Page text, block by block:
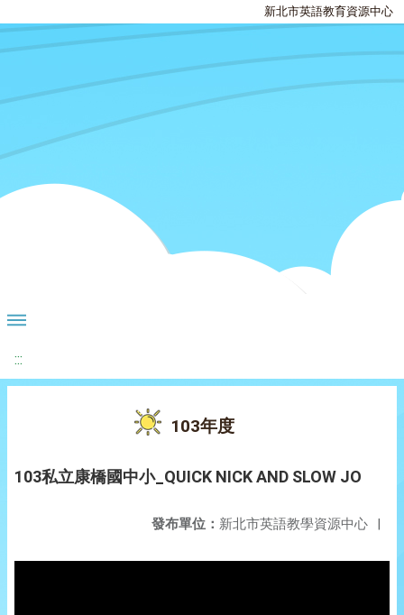
新北市英語教育資源中心
:::
103年度
103私立康橋國中小_QUICK NICK AND SLOW JO
發布單位： 新北市英語教學資源中心 |